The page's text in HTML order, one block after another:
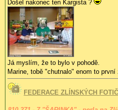
Došel nakonec ten Kargista ?
Já myslím, že to bylo v pohodě.
Marine, tobě "chutnalo" enom to první
FEDERACE ZLÍNSKÝCH